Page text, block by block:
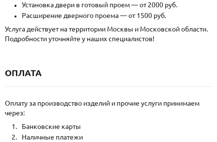
Установка двери в готовый проем — от 2000 руб.
Расширение дверного проема — от 1500 руб.
Услуга действует на территории Москвы и Московской области.
Подробности уточняйте у наших специалистов!
ОПЛАТА
Оплату за производство изделий и прочие услуги принимаем
через:
Банковские карты
Наличные платежи